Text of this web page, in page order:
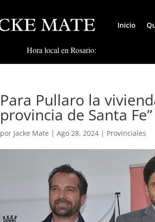
Inicio
Hora local en Rosario:
Para Pullaro la
provincia de Santa Fe”
por Jacke Mate |Ago 28, 2024 | Provinciales